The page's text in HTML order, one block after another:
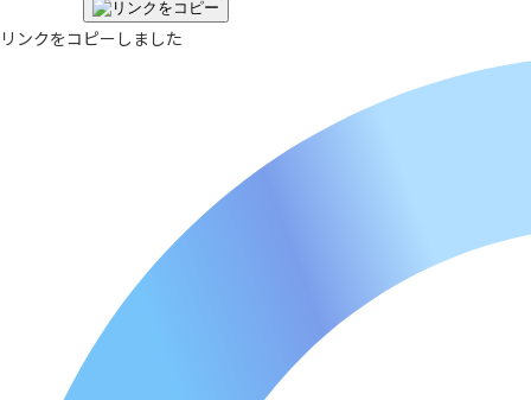
リンクをコピーしました